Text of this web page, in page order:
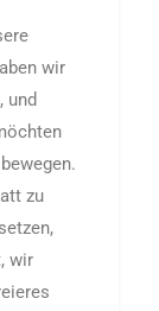
wir
und
zu
wir